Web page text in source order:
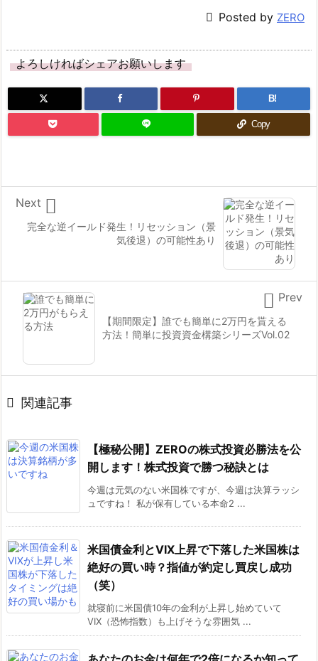
 Posted by ZERO
よろしければシェアお願いします
B!
Copy
完全な逆イールド発生！リセッション（景
気後退）の可能性あり

Next
【期間限定】誰でも簡単に2万円を貰える
方法！簡単に投資資金構築シリーズVol.02
 Prev
 関連記事
【極秘公開】ZEROの株式投資必勝法を公
開します！株式投資で勝つ秘訣とは
今週は元気のない米国株ですが、今週は決算ラッシ
ュですね！ 私が保有している本命2 ...
米国債金利とVIX上昇で下落した米国株は
絶好の買い時？指値が約定し買戻し成功
（笑）
就寝前に米国債10年の金利が上昇し始めていて
VIX（恐怖指数）も上げそうな雰囲気 ...